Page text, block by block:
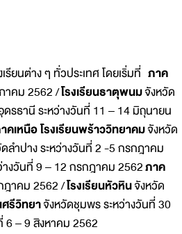
นต่าง ๆ ทั่วประเทศ โดยเริ่มที่ ภาค
าคม 2562 /โรงเรียนธาตุพนมจังหวัด
รธานี ระหว่างวันที่ 11 – 14 มิถุนายน
คเหนือ โรงเรียนพร้าววิทยาคมจังหวัด
ลำปาง ระหว่างวันที่ 2 -5 กรกฎาคม
งวันที่ 9 – 12 กรกฎาคม 2562ภาค
ฎาคม 2562 /โรงเรียนหัวหินจังหวัด
ศรีวิทยาจังหวัดชุมพร ระหว่างวันที่ 30
6 – 9 สิงหาคม 2562